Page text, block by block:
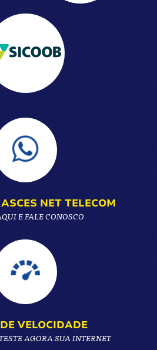
NET TELECOM
E FALE CONOSCO
VELOCIDADE
AGORA SUA INTERNET